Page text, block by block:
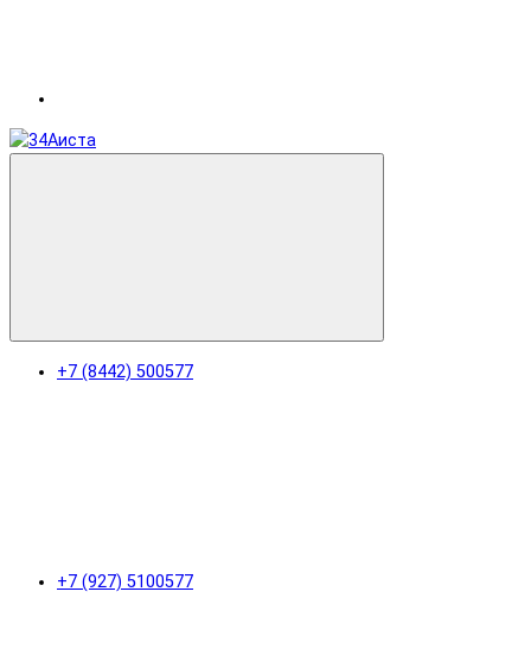
+7 (8442) 500577
+7 (927) 5100577